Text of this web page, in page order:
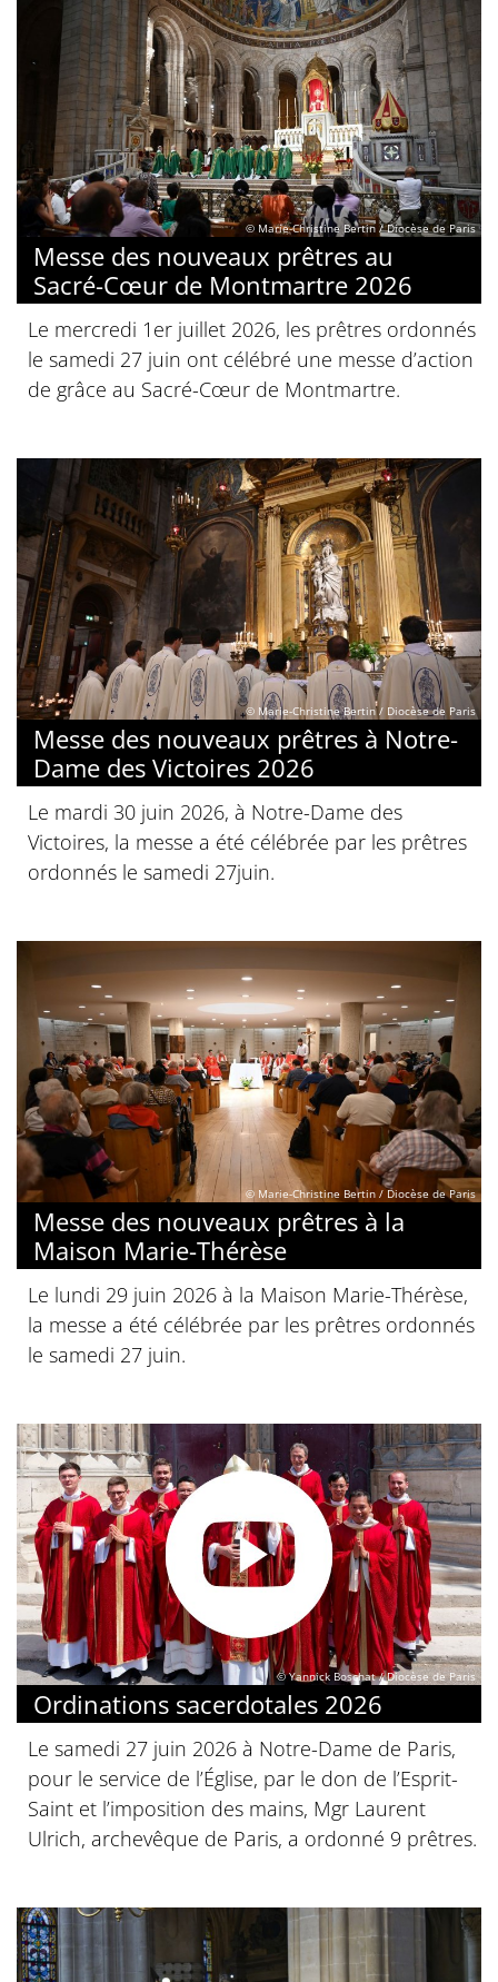
© Marie-Christine Bertin / Diocèse de Paris
Messe des nouveaux prêtres au
Sacré-Cœur de Montmartre 2026
Le mercredi 1er juillet 2026, les prêtres ordonnés
le samedi 27 juin ont célébré une messe d’action
de grâce au Sacré-Cœur de Montmartre.
© Marie-Christine Bertin / Diocèse de Paris
Messe des nouveaux prêtres à Notre-
Dame des Victoires 2026
Le mardi 30 juin 2026, à Notre-Dame des
Victoires, la messe a été célébrée par les prêtres
ordonnés le samedi 27juin.
© Marie-Christine Bertin / Diocèse de Paris
Messe des nouveaux prêtres à la
Maison Marie-Thérèse
Le lundi 29 juin 2026 à la Maison Marie-Thérèse,
la messe a été célébrée par les prêtres ordonnés
le samedi 27 juin.
© Yannick Boschat / Diocèse de Paris
Ordinations sacerdotales 2026
Le samedi 27 juin 2026 à Notre-Dame de Paris,
pour le service de l’Église, par le don de l’Esprit-
Saint et l’imposition des mains, Mgr Laurent
Ulrich, archevêque de Paris, a ordonné 9 prêtres.